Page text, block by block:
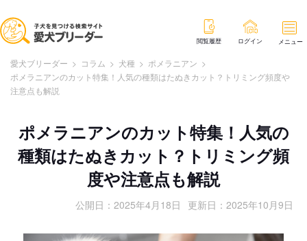
閲覧履歴 ログイン メニュー
愛犬ブリーダー > コラム > 犬種 > ポメラニアン >
ポメラニアンのカット特集！人気の種類はたぬきカット？トリミング頻度や
注意点も解説
ポメラニアンのカット特集！人気の
種類はたぬきカット？トリミング頻
度や注意点も解説
公開日： 2025年4月18日 更新日： 2025年10月9日